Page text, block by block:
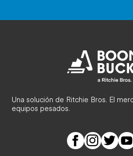
Una solución de Ritchie Bros. El
equipos pesados.